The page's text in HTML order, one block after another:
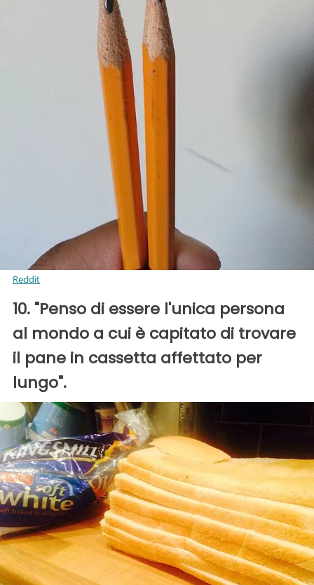
Reddit
10. "Penso di essere l'unica persona
al mondo a cui è capitato di trovare
il pane in cassetta affettato per
lungo".